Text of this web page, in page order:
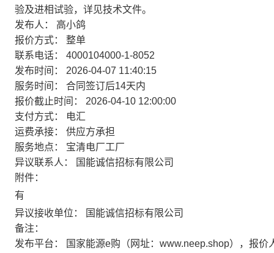
验及进相试验，详见技术文件。
发布人：
高小鸽
报价方式：
整单
联系电话：
4000104000-1-8052
发布时间：
2026-04-07 11:40:15
服务时间：
合同签订后14天内
报价截止时间：
2026-04-10 12:00:00
支付方式：
电汇
运费承接：
供应方承担
服务地点：
宝清电厂工厂
异议联系人：
国能诚信招标有限公司
附件：
有
异议接收单位：
国能诚信招标有限公司
备注：
发布平台：
国家能源e购（网址：www.neep.shop），报